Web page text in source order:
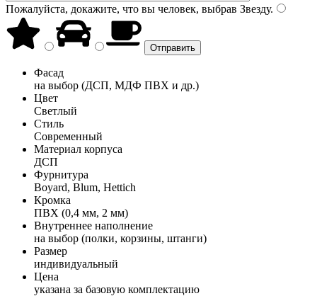
Пожалуйста, докажите, что вы человек, выбрав Звезду.
Фасад
на выбор (ДСП, МДФ ПВХ и др.)
Цвет
Светлый
Стиль
Современный
Материал корпуса
ДСП
Фурнитура
Boyard, Blum, Hettich
Кромка
ПВХ (0,4 мм, 2 мм)
Внутреннее наполнение
на выбор (полки, корзины, штанги)
Размер
индивидуальный
Цена
указана за базовую комплектацию